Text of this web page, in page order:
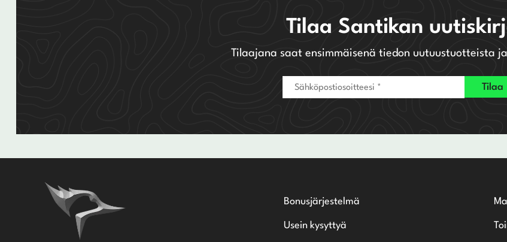
Tilaa Santikan
Tilaajana saat ensimmäisenä tiedon uutuustuotteista
Bonusjärjestelmä
Usein kysyttyä